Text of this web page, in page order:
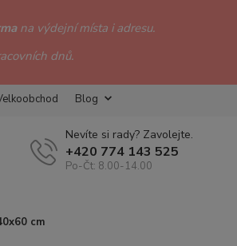
na výdejní místa i adresu.
dnů.
Blog
Nevíte si rady? Zavolejte.
+420 774 143 525
Po-Čt: 8.00-14.00
cm